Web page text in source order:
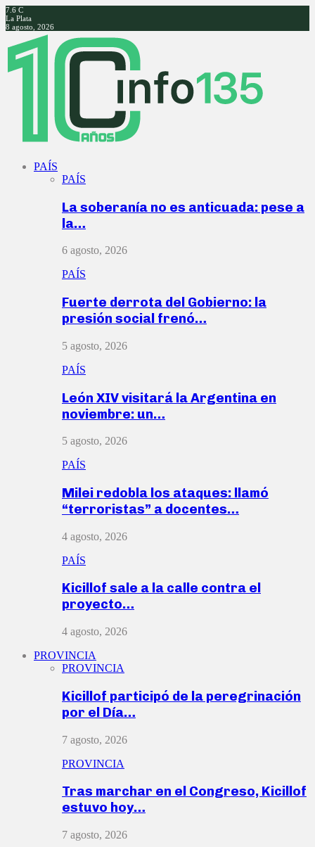
7.6 C
La Plata
8 agosto, 2026
Facebook
Twitter
Instagram
Youtube
PAÍS
PAÍS
La soberanía no es anticuada: pese a
la…
6 agosto, 2026
PAÍS
Fuerte derrota del Gobierno: la
presión social frenó…
5 agosto, 2026
PAÍS
León XIV visitará la Argentina en
noviembre: un…
5 agosto, 2026
PAÍS
Milei redobla los ataques: llamó
“terroristas” a docentes…
4 agosto, 2026
PAÍS
Kicillof sale a la calle contra el
proyecto…
4 agosto, 2026
PROVINCIA
PROVINCIA
Kicillof participó de la peregrinación
por el Día…
7 agosto, 2026
PROVINCIA
Tras marchar en el Congreso, Kicillof
estuvo hoy…
7 agosto, 2026